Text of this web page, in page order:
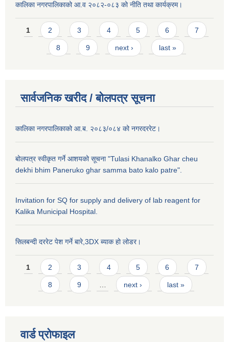
कालिका नगरपालिकाको आ.व २०८२-०८३ को नीति तथा कार्यक्रम।
Pages
1 2 3 4 5 6 7
8 9 next › last »
सार्वजनिक खरीद / बाेलपत्र सूचना
कालिका नगरपालिकाको आ.ब. २०८३/०८४ को नगरदररेट।
बोलपत्र स्वीकृत गर्ने आशयको सूचना "Tulasi Khanalko Ghar cheu
dekhi bhim Paneruko ghar samma bato kalo patre".
Invitation for SQ for supply and delivery of lab reagent for
Kalika Municipal Hospital.
सिलबन्दी दररेट पेश गर्ने बारे,3DX ब्याक हो लोडर।
Pages
1 2 3 4 5 6 7
8 9 next › last »
वार्ड प्राेफाइल